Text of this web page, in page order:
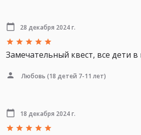
28 декабря 2024 г.
Замечательный квест, все дети в
Любовь (18 детей 7-11 лет)
18 декабря 2024 г.